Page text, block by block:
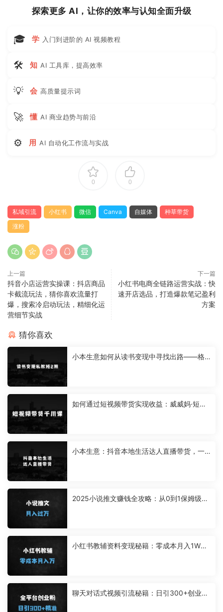
探索更多 AI，让你的效率与认知全面升级
🎓 学 入门到进阶的 AI 视频教程
🛠 知 AI 工具库，提高效率
💡 会 高质量提示词
🚀 懂 AI 商业趋势与前沿
⚙ 用 AI 自动化工作流与实战
0 0
私域引流 小红书 微信 Canva 自媒体
种草带货
涨粉
上一篇
抖音小店运营实操课：抖店商品
卡截流玩法，猜你喜欢流量打
爆，搜索冷启动玩法，精细化运
营细节实战
下一篇
小红书电商全链路运营实战：快
速开店选品，打造爆款笔记盈利
方案
猜你喜欢
小本生意如何从读书变现中寻找出路——格
如何通过短视频带货实现收益：威威妈·短视
小本生意：抖音本地生活达人直播带货，一
2025小说推文赚钱全攻略：从0到1保姆级教
小红书教辅资料变现秘籍：零成本月入1W
聊天对话式视频引流秘籍：日引300+创业粉